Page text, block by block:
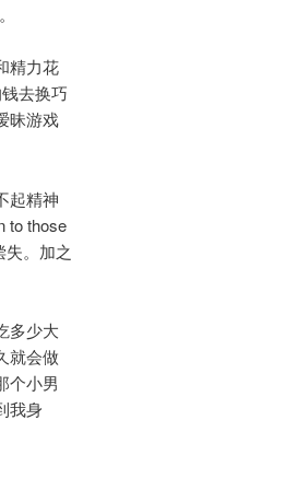
精力花
去换巧
昧游戏
起精神
to those
。加之
多少大
就会做
个小男
我身